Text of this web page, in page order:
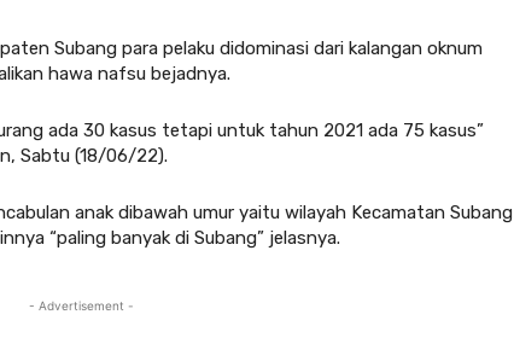
Subang para pelaku didominasi dari kalangan oknum
hawa nafsu bejadnya.
ada 30 kasus tetapi untuk tahun 2021 ada 75 kasus”
Sabtu (18/06/22).
anak dibawah umur yaitu wilayah Kecamatan Subang
“paling banyak di Subang” jelasnya.
- Advertisement -